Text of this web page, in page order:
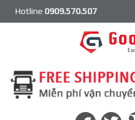
Hotline 0909.570.507